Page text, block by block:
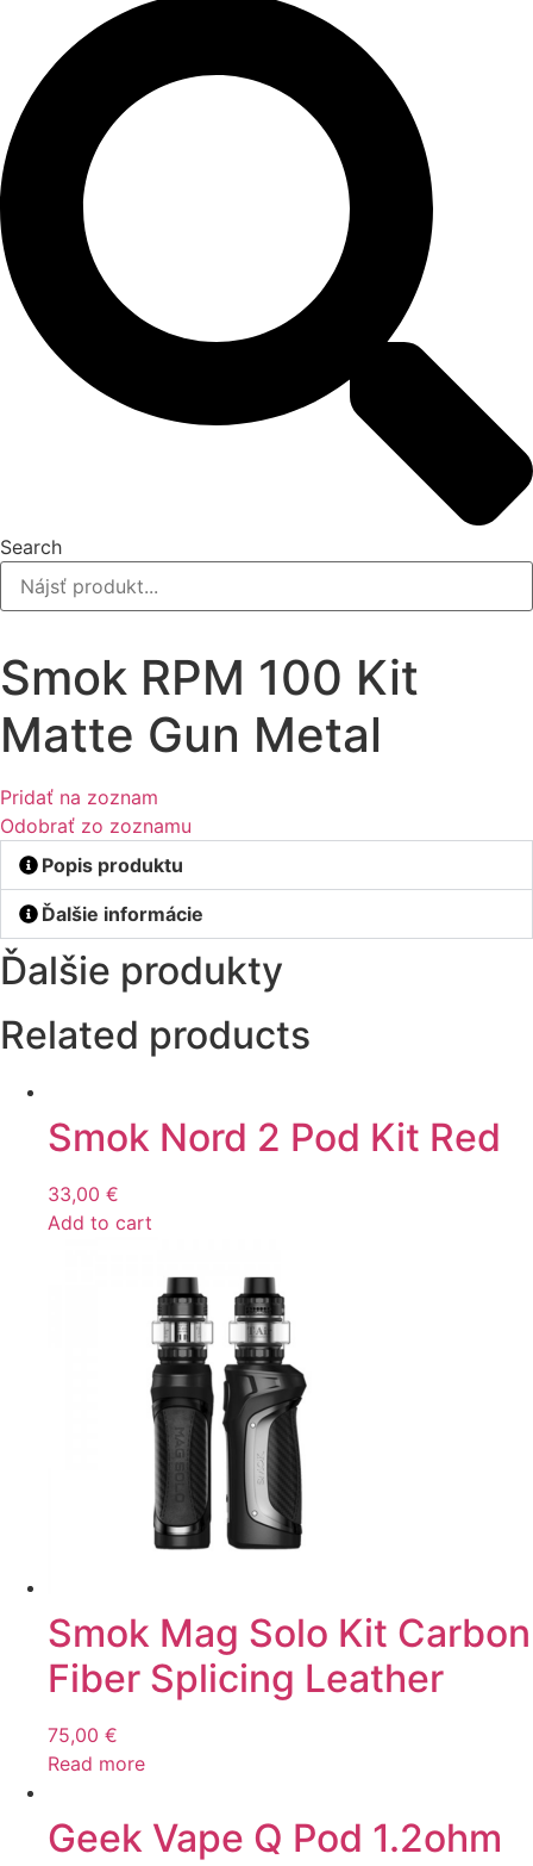
Search
Smok RPM 100 Kit
Matte Gun Metal
Pridať na zoznam
Odobrať zo zoznamu
Popis produktu
Ďalšie informácie
Ďalšie produkty
Related products
Smok Nord 2 Pod Kit Red
33,00 €
Add to cart
Smok Mag Solo Kit Carbon
Fiber Splicing Leather
75,00 €
Read more
Geek Vape Q Pod 1.2ohm